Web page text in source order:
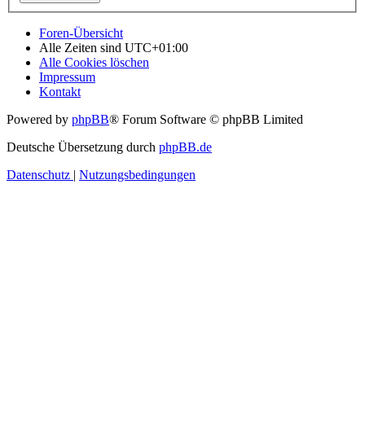
Foren-Übersicht
Alle Zeiten sind UTC+01:00
Alle Cookies löschen
Impressum
Kontakt
Powered by phpBB® Forum Software © phpBB Limited
Deutsche Übersetzung durch phpBB.de
Datenschutz
Nutzungsbedingungen